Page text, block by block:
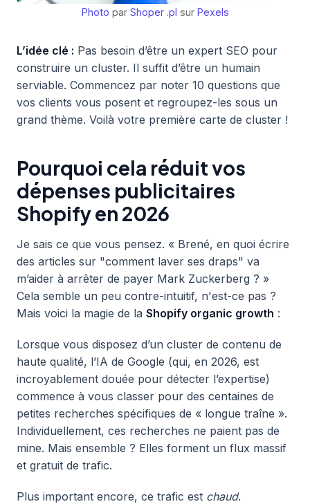
Photo par Shoper .pl sur Pexels
L’idée clé : Pas besoin d’être un expert SEO pour
construire un cluster. Il suffit d’être un humain
serviable. Commencez par noter 10 questions que
vos clients vous posent et regroupez-les sous un
grand thème. Voilà votre première carte de cluster !
Pourquoi cela réduit vos
dépenses publicitaires
Shopify en 2026
Je sais ce que vous pensez. « Brené, en quoi écrire
des articles sur "comment laver ses draps" va
m’aider à arrêter de payer Mark Zuckerberg ? »
Cela semble un peu contre-intuitif, n'est-ce pas ?
Mais voici la magie de la Shopify organic growth :
Lorsque vous disposez d’un cluster de contenu de
haute qualité, l’IA de Google (qui, en 2026, est
incroyablement douée pour détecter l’expertise)
commence à vous classer pour des centaines de
petites recherches spécifiques de « longue traîne ».
Individuellement, ces recherches ne paient pas de
mine. Mais ensemble ? Elles forment un flux massif
et gratuit de trafic.
Plus important encore, ce trafic est chaud.